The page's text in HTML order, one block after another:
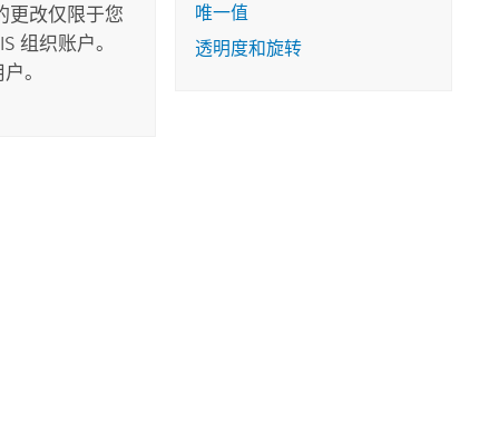
更改仅限于您
组织账户。
。
唯一值
透明度和旋转